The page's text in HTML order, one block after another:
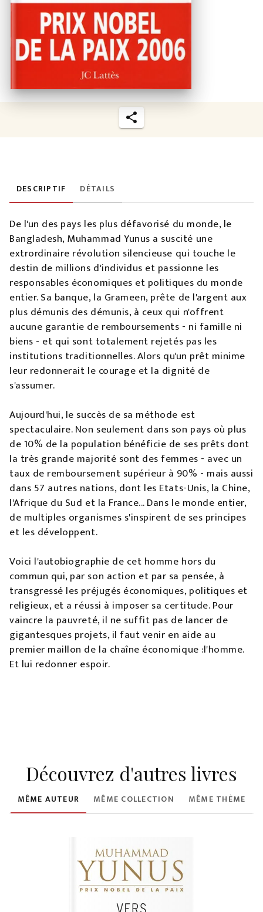
DESCRIPTIF DÉTAILS
De l'un des pays les plus défavorisé du monde, le
Bangladesh, Muhammad Yunus a suscité une
extrordinaire révolution silencieuse qui touche le
destin de millions d'individus et passionne les
responsables économiques et politiques du monde
entier. Sa banque, la Grameen, prête de l'argent aux
plus démunis des démunis, à ceux qui n'offrent
aucune garantie de remboursements - ni famille ni
biens - et qui sont totalement rejetés pas les
institutions traditionnelles. Alors qu'un prêt minime
leur redonnerait le courage et la dignité de
s'assumer.
Aujourd'hui, le succès de sa méthode est
spectaculaire. Non seulement dans son pays où plus
de 10% de la population bénéficie de ses prêts dont
la très grande majorité sont des femmes - avec un
taux de remboursement supérieur à 90% - mais aussi
dans 57 autres nations, dont les Etats-Unis, la Chine,
l'Afrique du Sud et la France... Dans le monde entier,
de multiples organismes s'inspirent de ses principes
et les développent.
Voici l'autobiographie de cet homme hors du
commun qui, par son action et par sa pensée, à
transgressé les préjugés économiques, politiques et
religieux, et a réussi à imposer sa certitude. Pour
vaincre la pauvreté, il ne suffit pas de lancer de
gigantesques projets, il faut venir en aide au
premier maillon de la chaîne économique :l'homme.
Et lui redonner espoir.
Découvrez d'autres livres
MÊME AUTEUR MÊME COLLECTION MÊME THÈME